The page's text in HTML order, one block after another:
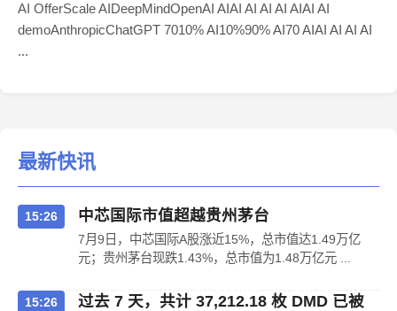
AI OfferScale AIDeepMindOpenAI AIAI AI AI AI AIAI AI
demoAnthropicChatGPT 7010% AI10%90% AI70 AIAI AI AI AI
...
最新快讯
15:26 中芯国际市值超越贵州茅台
7月9日，中芯国际A股涨近15%，总市值达1.49万亿
元；贵州茅台现跌1.43%，总市值为1.48万亿元 ...
15:26
过去 7 天，共计 37,212.18 枚 DMD 已被